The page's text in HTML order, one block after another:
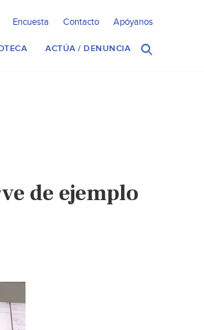
Encuesta Contacto Apóyanos
ACTÚA / DENUNCIA
de ejemplo